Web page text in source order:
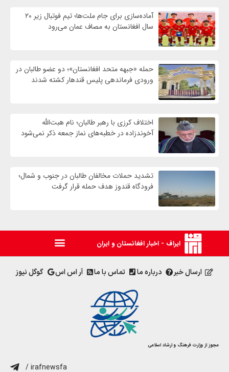
آماده‌سازی برای جام ملت‌ها؛ تیم فوتبال زیر ۲۰
سال افغانستان به مصاف عمان می‌رود
حمله «جبهه متحد افغانستان»؛ دو عضو طالبان در
ورودی فرماندهی پلیس قندهار کشته شدند
اختلاف کرزی با رهبر طالبان؛ نام هبت‌الله
آخوندزاده در خطبه‌های نماز جمعه ذکر نمی‌شود
تشدید حملات مخالفان طالبان در جنوب و شمال؛
فرودگاه قندوز هدف حمله قرار گرفت
ایراف - اخبار افغانستان و ایران
ارسال خبر درباره ما تماس با ما آر اس اس گوگل نیوز
مجوز از وزارت فرهنگ و ارشاد اسلامی
/ irafnewsfa